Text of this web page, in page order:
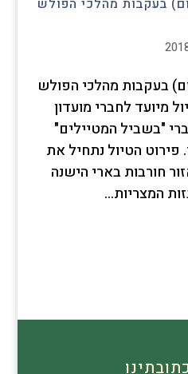
בעקבות מהלכי הפולש
בעקבות מהלכי הפולש
מיועד לחברי מועדון
לחברי "בשביל המטיילים"
פירוט הטיול נתחיל את
חורבות בארי הישנה
המצריות...